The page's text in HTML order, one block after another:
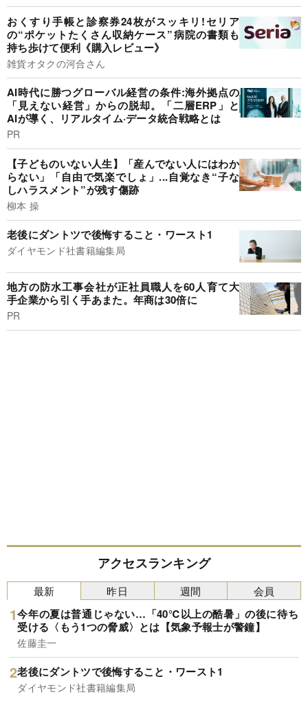
おくすり手帳と診察券24枚がスッキリ!セリア
の“ポケットたくさん収納ケース”病院の書類も
持ち歩けて便利《購入レビュー》
雑貨オタクの河合さん
AI時代に勝つグローバル経営の条件:海外拠点の
「見えない経営」からの脱却。「二層ERP」と
AIが導く、リアルタイム·データ統合戦略とは
PR
【子どものいない人生】「産んでない人にはわか
らない」「自由で気楽でしょ」...自覚なき“子な
しハラスメント”が残す傷跡
柳本 操
老後にダントツで後悔すること・ワースト1
ダイヤモンド社書籍編集局
地方の防水工事会社が正社員職人を60人育て大
手企業から引く手あまた。年商は30倍に
PR
アクセスランキング
最新
今年の夏は普通じゃない…「40℃以上の酷暑」の後に待ち
受ける〈もう1つの脅威〉とは【気象予報士が警鐘】
佐藤圭一
老後にダントツで後悔すること・ワースト1
ダイヤモンド社書籍編集局
昨日 週間 会員